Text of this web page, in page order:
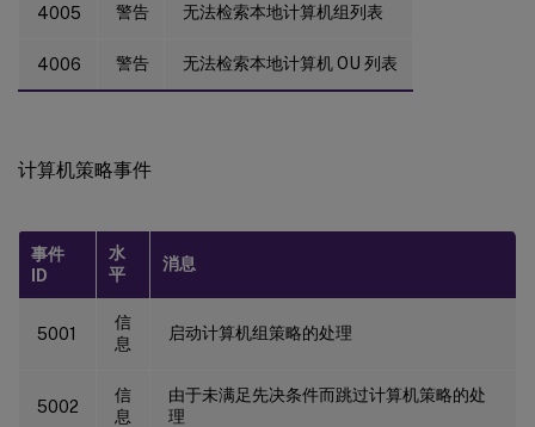
4005 警告 无法检索本地计算机组列表
4006 警告 无法检索本地计算机 OU 列表
计算机策略事件
事件
ID
水
平
消息
5001
信
息
启动计算机组策略的处理
5002
信
息
由于未满足先决条件而跳过计算机策略的处
理